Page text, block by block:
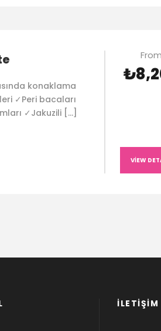
konaklama
✓Peri bacaları
✓Jakuzili […]
From
VIEW
İLETİŞİM